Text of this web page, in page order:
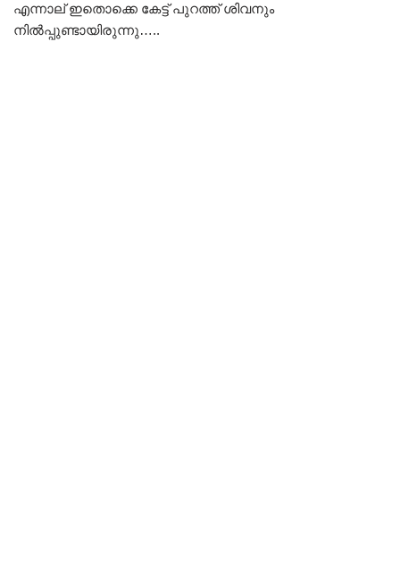
എന്നാല് ഇതൊക്കെ കേട്ട് പുറത്ത് ശിവനും
നിൽപ്പുണ്ടായിരുന്നു…..